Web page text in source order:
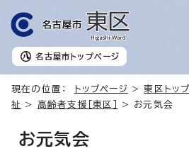
名古屋市 トップページ
現在の位置： トップページ > 東区トッ
祉
> 高齢者支援［東区］ > お元気会
お元気会